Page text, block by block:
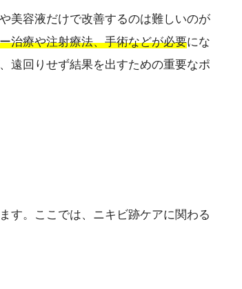
美容液だけで改善するのは難しいのが
治療や注射療法、手術などが必要にな
遠回りせず結果を出すための重要なポ
す。ここでは、ニキビ跡ケアに関わる